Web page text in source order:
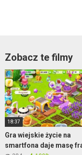
Zobacz te filmy
18:37
Gra wiejskie życie na
smartfona daje masę